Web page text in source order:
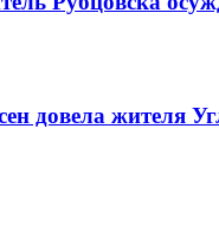
довела жителя